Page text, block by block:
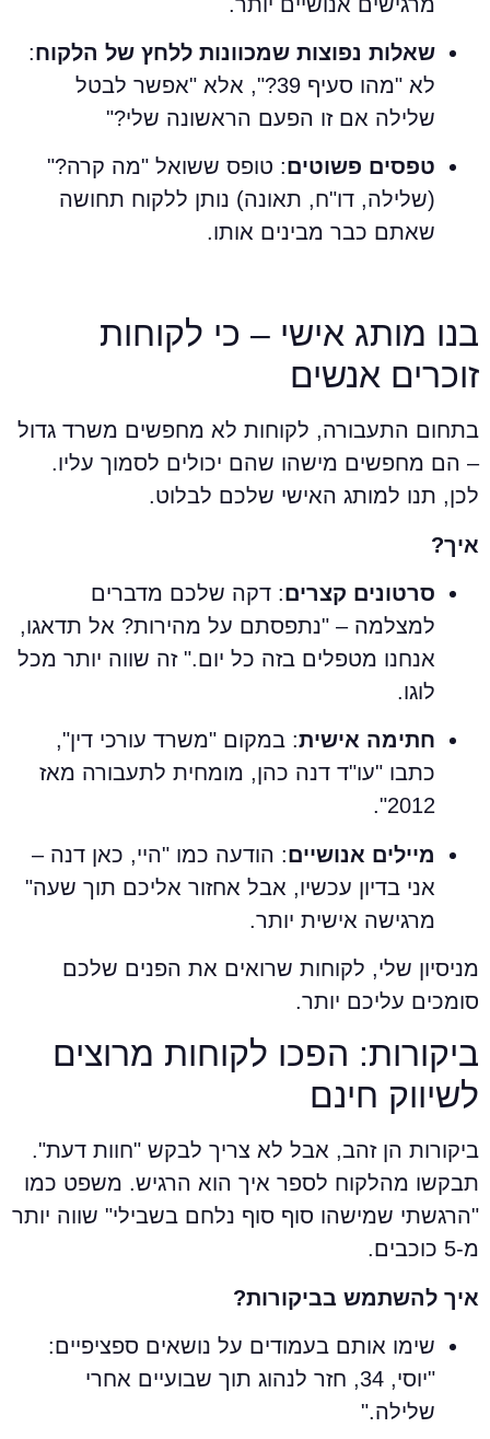
שאלות נפוצות שמכוונות ללחץ של הלקוח:
לא "מהו סעיף 39?", אלא "אפשר לבטל
שלילה אם זו הפעם הראשונה שלי?"
טפסים פשוטים: טופס ששואל "מה קרה?"
(שלילה, דו"ח, תאונה) נותן ללקוח תחושה
שאתם כבר מבינים אותו.
בנו מותג אישי – כי לקוחות
זוכרים אנשים
בתחום התעבורה, לקוחות לא מחפשים משרד גדול
– הם מחפשים מישהו שהם יכולים לסמוך עליו.
לכן, תנו למותג האישי שלכם לבלוט.
איך?
סרטונים קצרים: דקה שלכם מדברים
למצלמה – "נתפסתם על מהירות? אל תדאגו,
אנחנו מטפלים בזה כל יום." זה שווה יותר מכל
לוגו.
חתימה אישית: במקום "משרד עורכי דין",
כתבו "עו"ד דנה כהן, מומחית לתעבורה מאז
2012".
מיילים אנושיים: הודעה כמו "היי, כאן דנה –
אני בדיון עכשיו, אבל אחזור אליכם תוך שעה"
מרגישה אישית יותר.
מניסיון שלי, לקוחות שרואים את הפנים שלכם
סומכים עליכם יותר.
ביקורות: הפכו לקוחות מרוצים
לשיווק חינם
ביקורות הן זהב, אבל לא צריך לבקש "חוות דעת".
תבקשו מהלקוח לספר איך הוא הרגיש. משפט כמו
"הרגשתי שמישהו סוף סוף נלחם בשבילי" שווה יותר
מ-5 כוכבים.
איך להשתמש בביקורות?
שימו אותם בעמודים על נושאים ספציפיים:
"יוסי, 34, חזר לנהוג תוך שבועיים אחרי
שלילה."